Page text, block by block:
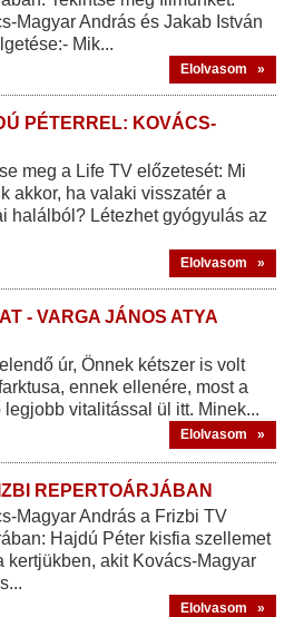
Magyar András és Jakab István
Mik...
Elolvasom »
PÉTERREL: KOVÁCS-
meg a Life TV előzetesét: Mi
akkor, ha valaki visszatér a
halálból? Létezhet gyógyulás az
Elolvasom »
- VARGA JÁNOS ATYA
úr, Önnek kétszer is volt
ennek ellenére, most a
legjobb vitalitással ül itt. Minek...
Elolvasom »
REPERTOÁRJÁBAN
Magyar András a Frizbi TV
Hajdú Péter kisfia szellemet
kertjükben, akit Kovács-Magyar
Elolvasom »